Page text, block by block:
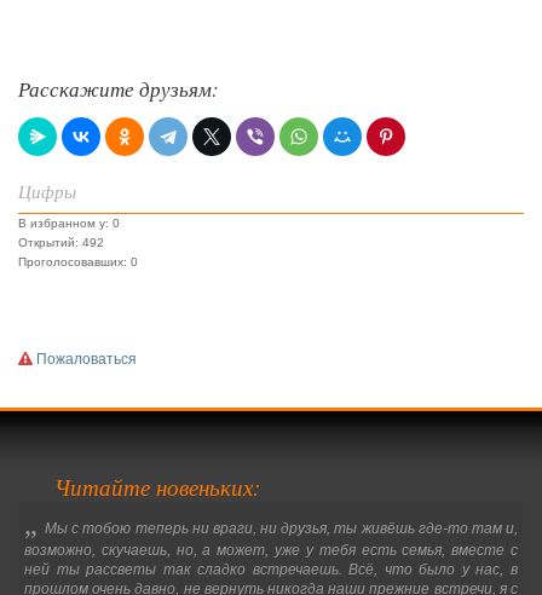
Расскажите друзьям:
Цифры
В избранном у: 0
Открытий: 492
Проголосовавших: 0
Пожаловаться
Читайте новеньких:
„Мы с тобою теперь ни враги, ни друзья, ты живёшь где-то там и,
возможно, скучаешь, но, а может, уже у тебя есть семья, вместе с
ней ты рассветы так сладко встречаешь. Всё, что было у нас, в
прошлом очень давно, не вернуть никогда наши прежние встречи, я с